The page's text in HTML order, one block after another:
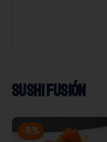
Sushi Fusión
-8%